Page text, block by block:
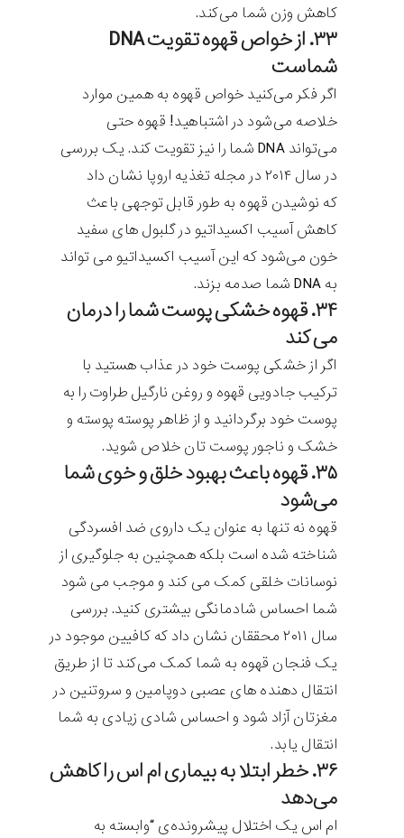
کاهش وزن شما می‌کند.
۳۳. از خواص قهوه تقویت DNA
شماست
اگر فکر می‌کنید خواص قهوه به همین موارد
خلاصه می‌شود در اشتباهید! قهوه حتی
می‌تواند DNA شما را نیز تقویت کند. یک بررسی
در سال ۲۰۱۴ در مجله تغذیه اروپا نشان داد
که نوشیدن قهوه به طور قابل توجهی باعث
کاهش آسیب اکسیداتیو در گلبول های سفید
خون می‌شود که این آسیب اکسیداتیو می تواند
به DNA شما صدمه بزند.
۳۴. قهوه خشکی پوست شما را درمان
می کند
اگر از خشکی پوست خود در عذاب هستید با
ترکیب جادویی قهوه و روغن نارگیل طراوت را به
پوست خود برگردانید و از ظاهر پوسته پوسته و
خشک و ناجور پوست تان خلاص شوید.
۳۵. قهوه باعث بهبود خلق و خوی شما
می‌شود
قهوه نه تنها به عنوان یک داروی ضد افسردگی
شناخته شده است بلکه همچنین به جلوگیری از
نوسانات خلقی کمک می کند و موجب می شود
شما احساس شادمانگی بیشتری کنید. بررسی
سال ۲۰۱۱ محققان نشان داد که کافیین موجود در
یک فنجان قهوه به شما کمک می‌کند تا از طریق
انتقال دهنده های عصبی دوپامین و سروتنین در
مغزتان آزاد شود و احساس شادی زیادی به شما
انتقال یابد.
۳۶. خطر ابتلا به بیماری ام اس را کاهش
می‌دهد
ام اس یک اختلال پیشرونده‌ی “وابسته به